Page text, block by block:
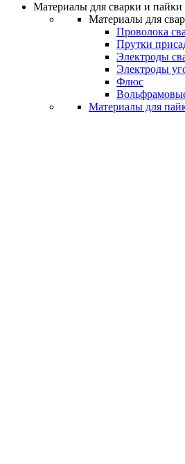
Материалы для сварки и пайки
Материалы для
Проволока
Прутки
Электроды
Электроды
Флюс
Материалы для